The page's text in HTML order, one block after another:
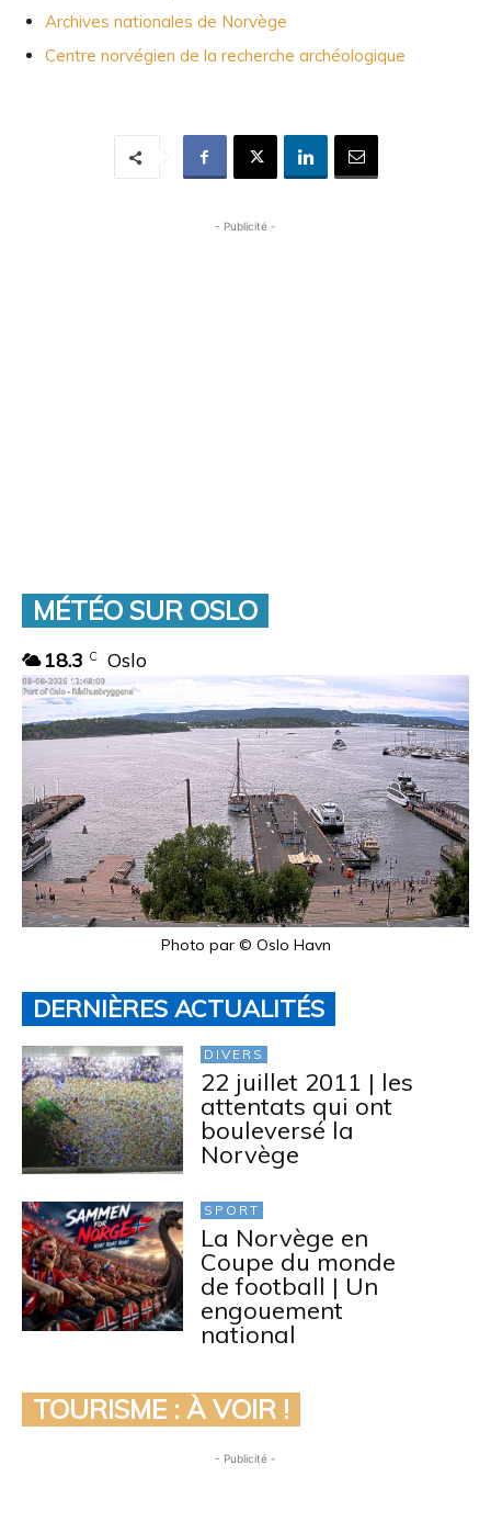
Archives nationales de Norvège
Centre norvégien de la recherche archéologique
- Publicité -
MÉTÉO SUR OSLO
18.3 C Oslo
Photo par © Oslo Havn
DERNIÈRES ACTUALITÉS
DIVERS
22 juillet 2011 | les
attentats qui ont
bouleversé la
Norvège
SPORT
La Norvège en
Coupe du monde
de football | Un
engouement
national
TOURISME : À VOIR !
- Publicité -